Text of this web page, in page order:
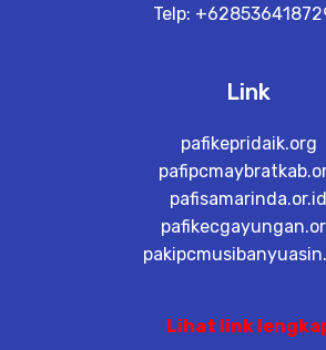
Telp:
Link
pafikepridaik.org
pafisamarinda.or.id
Lihat link